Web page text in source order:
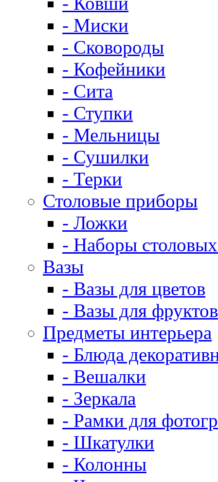
- Миски
- Сковороды
- Кофейники
- Сита
- Ступки
- Мельницы
- Сушилки
- Терки
Столовые приборы
- Ложки
- Наборы
Вазы
- Вазы для цветов
- Вазы для фруктов
Предметы интерьера
- Блюда
- Вешалки
- Зеркала
- Рамки для
- Шкатулки
- Колонны